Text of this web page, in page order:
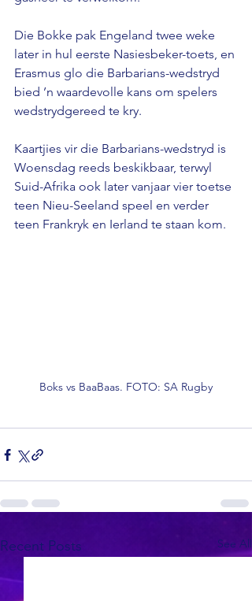
Die Bokke pak Engeland twee weke
later in hul eerste Nasiesbeker-toets, en
Erasmus glo die Barbarians-wedstryd
bied ’n waardevolle kans om spelers
wedstrydgereed te kry.
Kaartjies vir die Barbarians-wedstryd is
Woensdag reeds beskikbaar, terwyl
Suid-Afrika ook later vanjaar vier toetse
teen Nieu-Seeland speel en verder
teen Frankryk en Ierland te staan kom.
Boks vs BaaBaas. FOTO: SA Rugby
Recent Posts See All